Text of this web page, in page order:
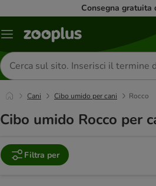
Consegna gratuita
Overview
Cerca
prodotti
Cani Cibo umido per cani Rocco
Cibo umido Rocco per
Filtra per